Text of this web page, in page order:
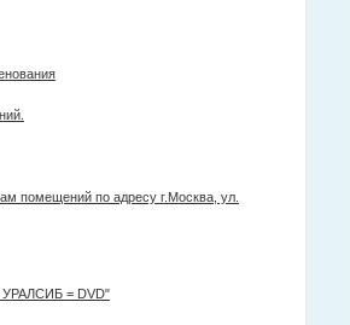
по адресу г.Москва, ул.
УРАЛСИБ = DVD"